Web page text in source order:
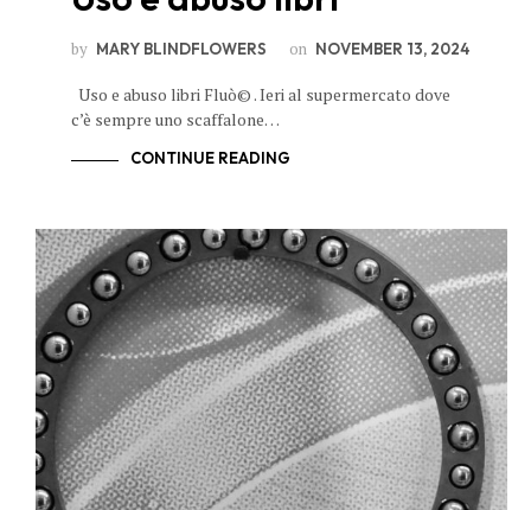
by MARY BLINDFLOWERS on NOVEMBER 13, 2024
Uso e abuso libri Fluò© . Ieri al supermercato dove
c’è sempre uno scaffalone…
CONTINUE READING